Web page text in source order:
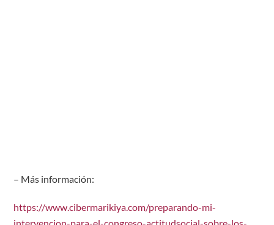
– Más información:
https://www.cibermarikiya.com/preparando-mi-